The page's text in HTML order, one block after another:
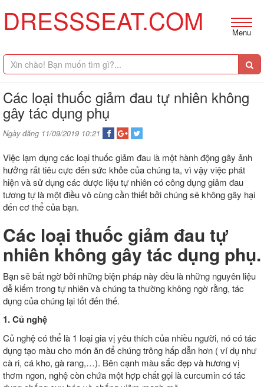
DRESSSEAT.COM Menu
Các loại thuốc giảm đau tự nhiên không
gây tác dụng phụ
Ngày đăng 11/09/2019 10:21
Việc lạm dụng các loại thuốc giảm đau là một hành động gây ảnh
hưởng rất tiêu cực đến sức khỏe của chúng ta, vì vậy việc phát
hiện và sử dụng các dược liệu tự nhiên có công dụng giảm đau
tương tự là một điều vô cùng cần thiết bởi chúng sẽ không gây hại
đến cơ thể của bạn.
Các loại thuốc giảm đau tự
nhiên không gây tác dụng phụ.
Bạn sẽ bất ngờ bởi những biện pháp này đều là những nguyên liệu
dễ kiếm trong tự nhiên và chúng ta thường không ngờ rằng, tác
dụng của chúng lại tốt đến thế.
1. Củ nghệ
Củ nghệ có thể là 1 loại gia vị yêu thích của nhiều người, nó có tác
dụng tạo màu cho món ăn để chúng trông hấp dẫn hơn ( ví dụ như
cà ri, cá kho, gà rang,…). Bên cạnh màu sắc đẹp và hương vị
thơm ngon, nghệ còn chứa một hợp chất gọi là curcumin có tác